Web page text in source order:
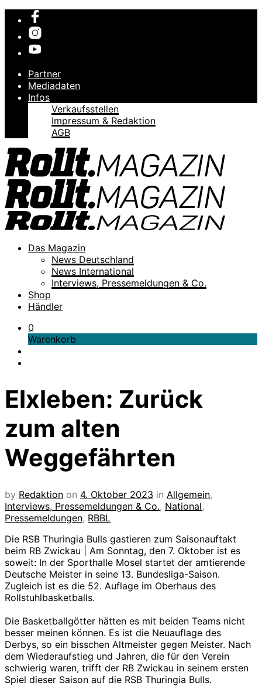
Partner
Mediadaten
Infos
Verkaufsstellen
Impressum & Redaktion
AGB
Das Magazin
News Deutschland
News International
Interviews, Pressemeldungen & Co.
Shop
Händler
0
Warenkorb
Elxleben: Zurück
zum alten
Weggefährten
by Redaktion on 4. Oktober 2023 in Allgemein,
Interviews, Pressemeldungen & Co., National,
Pressemeldungen, RBBL
Die RSB Thuringia Bulls gastieren zum Saisonauftakt
beim RB Zwickau | Am Sonntag, den 7. Oktober ist es
soweit: In der Sporthalle Mosel startet der amtierende
Deutsche Meister in seine 13. Bundesliga-Saison.
Zugleich ist es die 52. Auflage im Oberhaus des
Rollstuhlbasketballs.
Die Basketballgötter hätten es mit beiden Teams nicht
besser meinen können. Es ist die Neuauflage des
Derbys, so ein bisschen Altmeister gegen Meister. Nach
dem Wiederaufstieg und Jahren, die für den Verein
schwierig waren, trifft der RB Zwickau in seinem ersten
Spiel dieser Saison auf die RSB Thuringia Bulls.